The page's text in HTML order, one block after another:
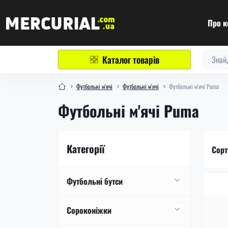
Про
Каталог товарів
Футбольні м'ячі Футбольні м'ячі Футбольні м'ячі Puma
Футбольні м'ячі Puma
Категорії
Футбольні бутси
Футбольні бутси Nike
Сороконіжки